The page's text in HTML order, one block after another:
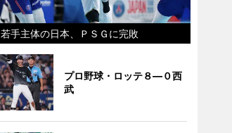
若手主体の日本、ＰＳＧに完敗
プロ野球・ロッテ８―０西
武